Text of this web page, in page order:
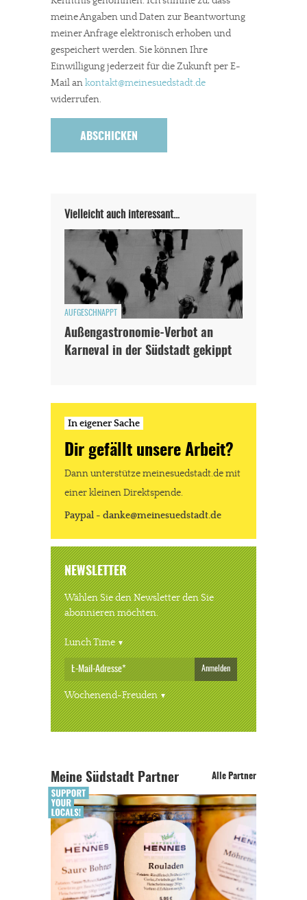
meine Angaben und Daten zur Beantwortung
meiner Anfrage elektronisch erhoben und
gespeichert werden. Sie können Ihre
Einwilligung jederzeit für die Zukunft per E-
Mail ankontakt@meinesuedstadt.de
widerrufen.
Vielleicht auch interessant…
AUFGESCHNAPPT
Außengastronomie-Verbot an
Karneval in der Südstadt gekippt
In eigener Sache
Dir gefällt unsere Arbeit?
Dann unterstütze meinesuedstadt.de mit
einer kleinen Direktspende.
Paypal - danke@meinesuedstadt.de
NEWSLETTER
Wählen Sie den Newsletter den Sie
abonnieren möchten.
Lunch Time
Anmelden
Wochenend-Freuden
Meine Südstadt Partner Alle Partner